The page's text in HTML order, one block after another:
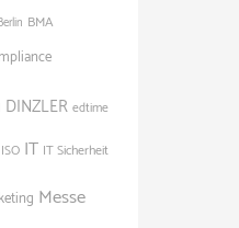
BMA
DINZLER edtime
ISO IT IT Sicherheit
Messe